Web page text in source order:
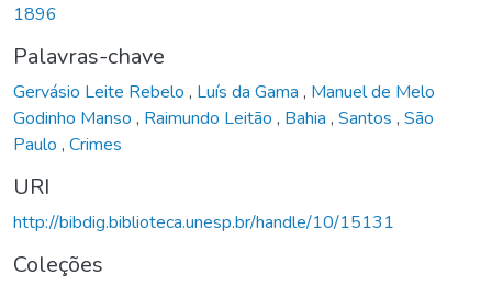
1896
Palavras-chave
Gervásio Leite Rebelo , Luís da Gama , Manuel de Melo
Godinho Manso , Raimundo Leitão , Bahia , Santos , São
Paulo , Crimes
URI
http://bibdig.biblioteca.unesp.br/handle/10/15131
Coleções